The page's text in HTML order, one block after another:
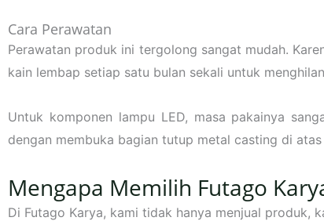
Cara Perawatan
Perawatan produk ini tergolong sangat mudah.
kain lembap setiap satu bulan sekali untuk
Untuk komponen lampu LED, masa pakainya
dengan membuka bagian tutup metal casting di
Mengapa Memilih Futago
Di Futago Karya, kami tidak hanya menjual produk,